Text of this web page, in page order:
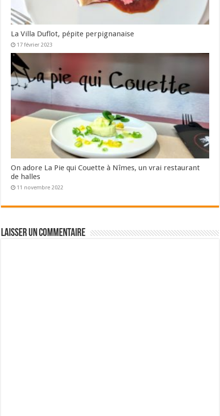
La Villa Duflot, pépite perpignanaise
17 février 2023
On adore La Pie qui Couette à Nîmes, un vrai restaurant
de halles
11 novembre 2022
Laisser un commentaire